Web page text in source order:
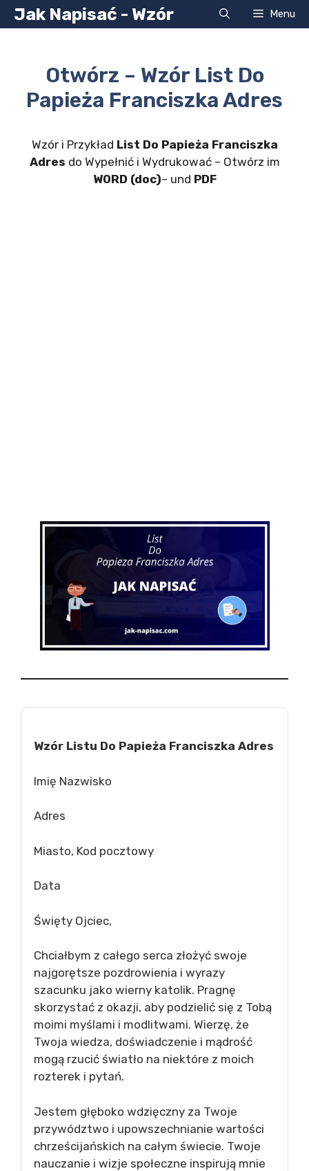
Przejdź
do
Jak Napisać - Wzór Menu
Otwórz – Wzór List Do
Papieża Franciszka Adres
Wzór i Przykład List Do Papieża Franciszka
Adres do Wypełnić i Wydrukować – Otwórz im
WORD (doc)– und PDF
Wzór Listu Do Papieża Franciszka Adres
Imię Nazwisko
Adres
Miasto, Kod pocztowy
Data
Święty Ojciec,
Chciałbym z całego serca złożyć swoje
najgorętsze pozdrowienia i wyrazy
szacunku jako wierny katolik. Pragnę
skorzystać z okazji, aby podzielić się z Tobą
moimi myślami i modlitwami. Wierzę, że
Twoja wiedza, doświadczenie i mądrość
mogą rzucić światło na niektóre z moich
rozterek i pytań.
Jestem głęboko wdzięczny za Twoje
przywództwo i upowszechnianie wartości
chrześcijańskich na całym świecie. Twoje
nauczanie i wizje społeczne inspirują mnie